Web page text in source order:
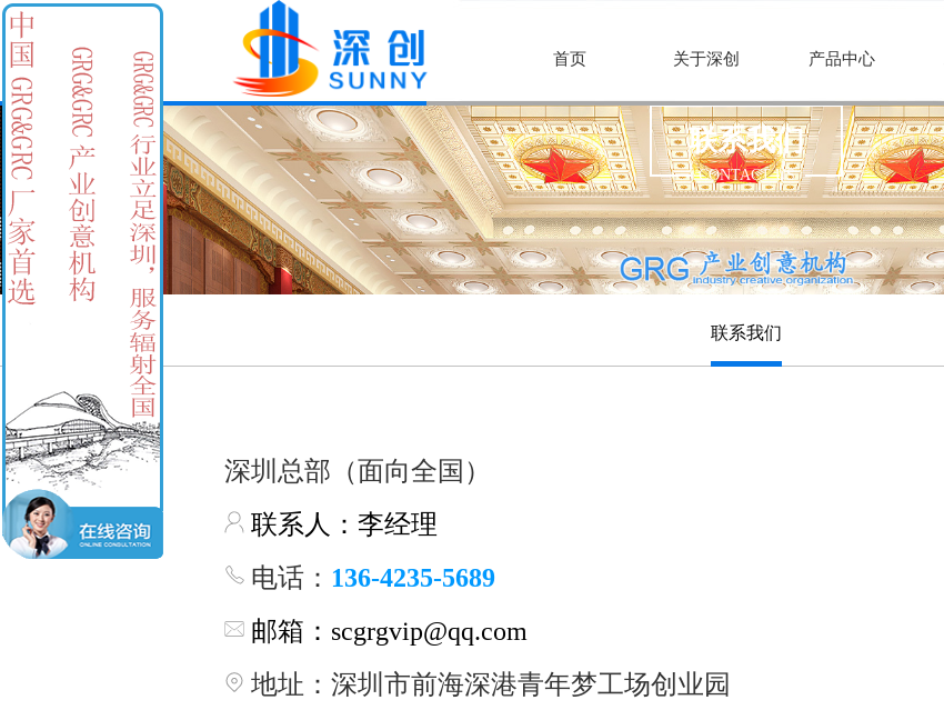
首页 关于深创 产品中心
联系我们
CONTACT US
联系我们
深圳总部（面向全国 ）
联系人：李经理
电话： 136-4235-5689
邮箱：scgrgvip@qq.com
地址：深圳市前海深港青年梦工场创业园